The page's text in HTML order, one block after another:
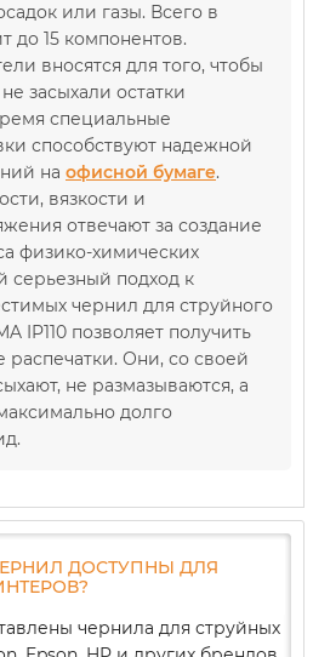
или газы. Всего в
до 15 компонентов.
вносятся для того, чтобы
засыхали остатки
специальные
способствуют надежной
на офисной бумаге.
вязкости и
отвечают за создание
физико-химических
серьезный подход к
чернил для струйного
IP110 позволяет получить
распечатки. Они, со своей
не размазываются, а
долго
ДОСТУПНЫ ДЛЯ
чернила для струйных